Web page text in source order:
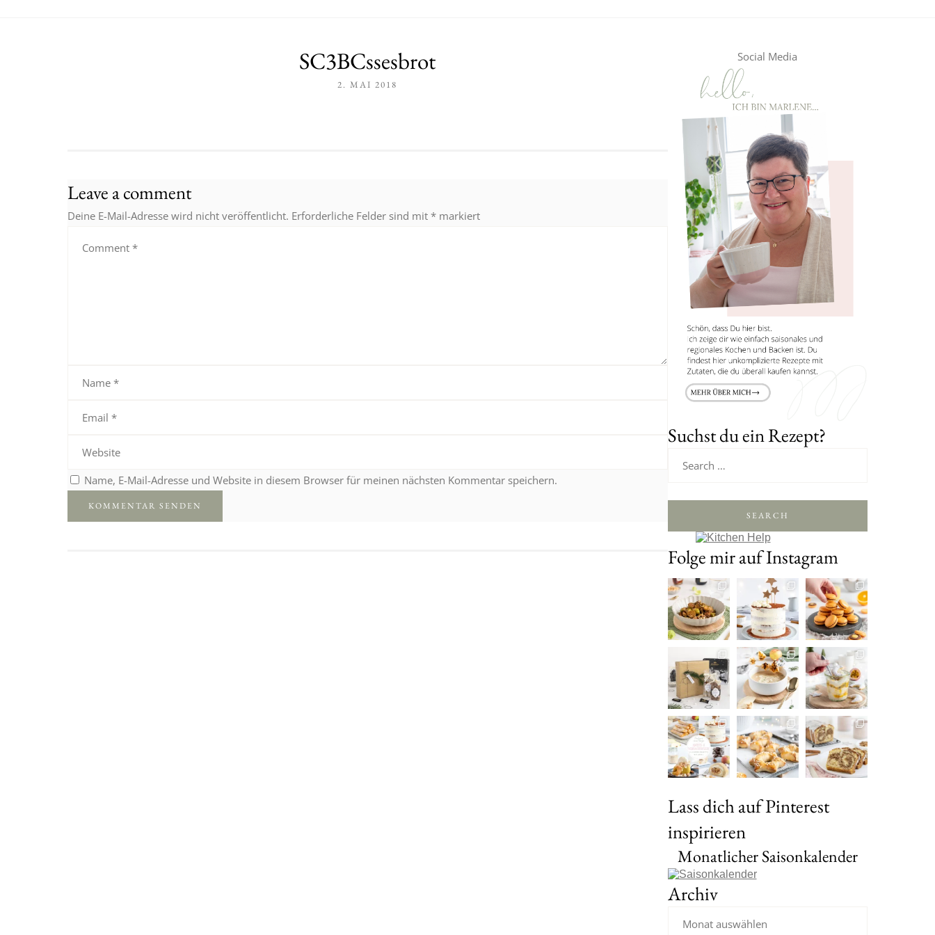
SC3BCssesbrot
2. MAI 2018
Leave a comment
Deine E-Mail-Adresse wird nicht veröffentlicht. Erforderliche Felder sind mit * markiert
Name, E-Mail-Adresse und Website in diesem Browser für meinen nächsten Kommentar speichern.
Social Media
Suchst du ein Rezept?
SEARCH
Folge mir auf Instagram
Lass dich auf Pinterest
inspirieren
Monatlicher Saisonkalender
Archiv